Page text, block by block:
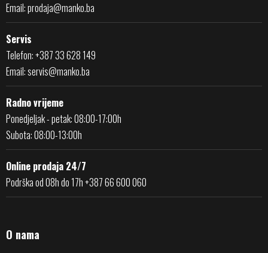
Email:prodaja@manko.ba
Servis
Telefon: +387 33 628 149
Email:servis@manko.ba
Radno vrijeme
Ponedjeljak - petak: 08:00-17:00h
Subota: 08:00-13:00h
Online prodaja 24/7
Podrška od 08h do 17h +387 66 600 060
O nama